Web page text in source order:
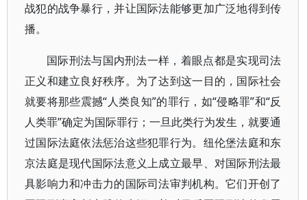
战犯的战争暴行，并让国际法能够更加广泛地得到传
播。
国际刑法与国内刑法一样，着眼点都是实现司法
正义和建立良好秩序。为了达到这一目的，国际社会
就要将那些震撼“人类良知”的罪行，如“侵略罪”和“反
人类罪”确定为国际罪行；一旦此类行为发生，就要通
过国际法庭依法惩治这些犯罪行为。纽伦堡法庭和东
京法庭是现代国际法意义上成立最早、对国际刑法最
具影响力和冲击力的国际司法审判机构。它们开创了